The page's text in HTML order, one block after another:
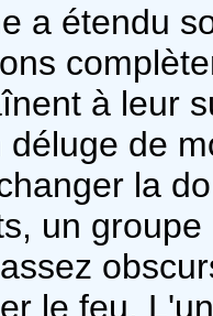
a étendu
à leur
de
la
un
le feu.